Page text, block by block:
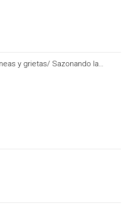
y grietas/ Sazonando la